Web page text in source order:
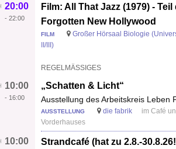
Film: All That Jazz (1979) -
Forgotten New Hollywood
20:00
- 22:00
FILM
Großer Hörsaal Biologie
II/III)
REGELMÄSSIGES
„Schatten & Licht“
Ausstellung des Arbeitskreis Leben
10:00
- 16:00
AUSSTELLUNG die fabrik
im Café
Vorderhauses
Strandcafé (hat zu 2.8.-
10:00